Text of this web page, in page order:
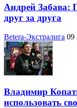
Андрей Забава:
друг за друга
Betera-Экстралига 09
Владимир
использовать